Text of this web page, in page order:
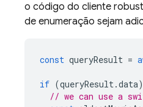
o código do cliente
de enumeração sejam
const queryResult =
if (queryResult.data)
// we can use a